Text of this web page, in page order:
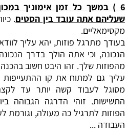
6 ‏) במשך כל זמן אימוניך
שעליהם אתה עובד בין הסטים.
מקסימאליים.
‏בעודך מתרגל פוזות, יהא עליך
הנכונה, וכי אתה הולך בדרך
מהפוזות שלך. זהו היבט חשוב
עליך גם למתוח את קו
מסוגל לעבוד קשה יותר עד
התשישות. זוהי הדרגה הגבוהה
הפוזות לתרגיל כה מעולה, וגורמת
העבודה ...